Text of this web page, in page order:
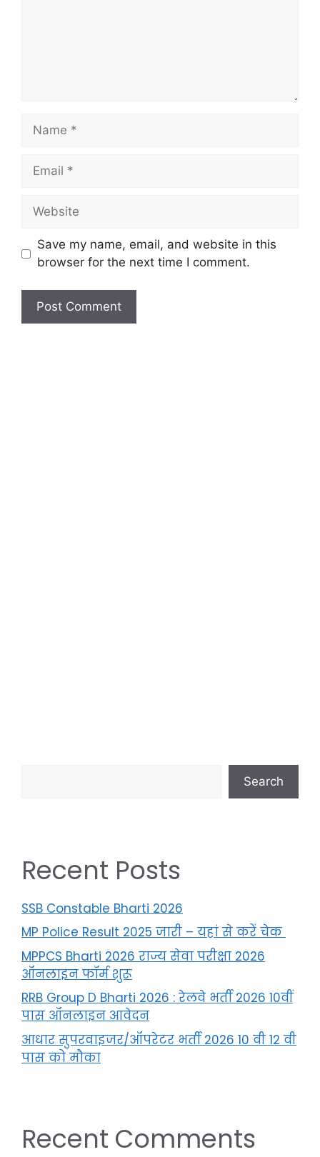
Save my name, email, and website in this
browser for the next time I comment.
Search
Recent Posts
SSB Constable Bharti 2026
MP Police Result 2025 जारी – यहां से करें चेक
MPPCS Bharti 2026 राज्य सेवा परीक्षा 2026
ऑनलाइन फॉर्म शुरू
RRB Group D Bharti 2026 : रेलवे भर्ती 2026 10वीं
पास ऑनलाइन आवेदन
आधार सुपरवाइजर/ऑपरेटर भर्ती 2026 10 वी 12 वी
पास को मौका
Recent Comments